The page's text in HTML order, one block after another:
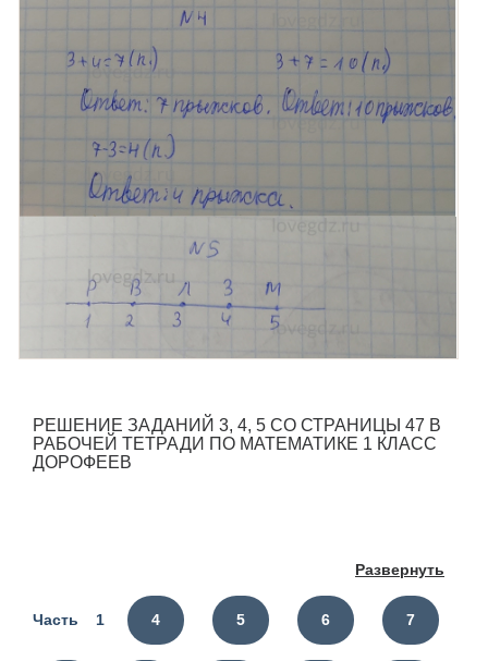
Развернуть
РЕШЕНИЕ ЗАДАНИЙ 3, 4, 5 СО СТРАНИЦЫ 47 В
РАБОЧЕЙ ТЕТРАДИ ПО МАТЕМАТИКЕ 1 КЛАСС
ДОРОФЕЕВ
Часть 1 4 5 6 7